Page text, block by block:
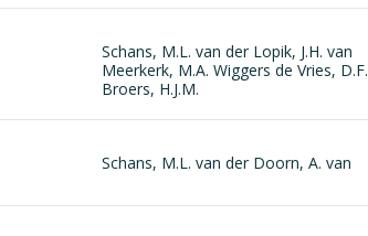
Schans, M.L. van der Lopik, J.H. van
Meerkerk, M.A. Wiggers de Vries, D.F.
Broers, H.J.M.
Schans, M.L. van der Doorn, A. van